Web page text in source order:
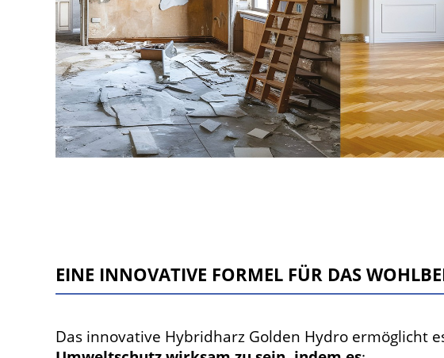
EINE INNOVATIVE FORMEL FÜR DAS
Das innovative Hybridharz Golden Hydro ermöglicht